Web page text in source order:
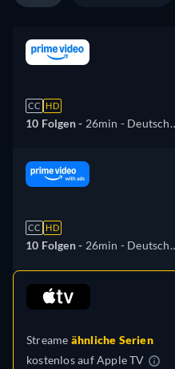
CC HD
10 Folgen - 26min - Deutsch,
Französisch, Italienisch,
Japanisch, Polnisch,
CC HD
10 Folgen - 26min - Deutsch,
Französisch, Italienisch,
Japanisch, Polnisch,
Streame ähnliche Serien
kostenlos aufApple TV